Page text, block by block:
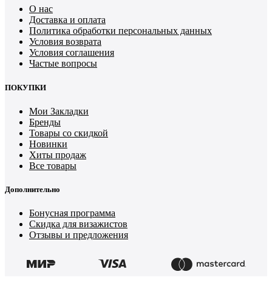
О нас
Доставка и оплата
Политика обработки персональных данных
Условия возврата
Условия соглашения
Частые вопросы
ПОКУПКИ
Мои Закладки
Бренды
Товары со скидкой
Новинки
Хиты продаж
Все товары
Дополнительно
Бонусная программа
Скидка для визажистов
Отзывы и предложения